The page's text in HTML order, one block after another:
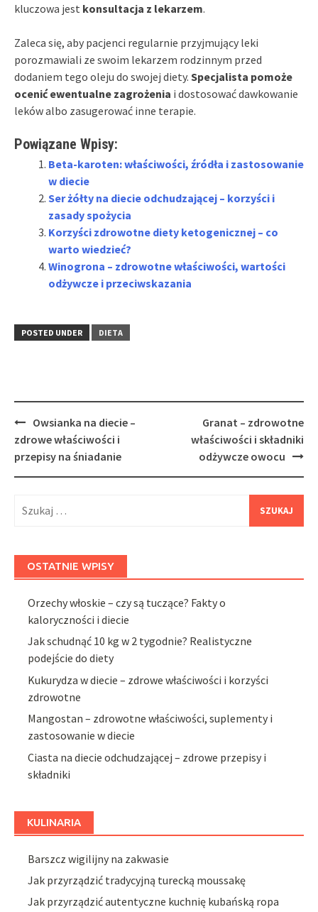
kluczowa jest konsultacja z lekarzem.
Zaleca się, aby pacjenci regularnie przyjmujący leki
porozmawiali ze swoim lekarzem rodzinnym przed
dodaniem tego oleju do swojej diety. Specjalista pomoże
ocenić ewentualne zagrożenia i dostosować dawkowanie
leków albo zasugerować inne terapie.
Powiązane Wpisy:
Beta-karoten: właściwości, źródła i zastosowanie
w diecie
Ser żółty na diecie odchudzającej – korzyści i
zasady spożycia
Korzyści zdrowotne diety ketogenicznej – co
warto wiedzieć?
Winogrona – zdrowotne właściwości, wartości
odżywcze i przeciwskazania
POSTED UNDER DIETA
Post
navigation
Owsianka na diecie –
zdrowe właściwości i
przepisy na śniadanie
Granat – zdrowotne
właściwości i składniki
odżywcze owocu
OSTATNIE WPISY
Orzechy włoskie – czy są tuczące? Fakty o
kaloryczności i diecie
Jak schudnąć 10 kg w 2 tygodnie? Realistyczne
podejście do diety
Kukurydza w diecie – zdrowe właściwości i korzyści
zdrowotne
Mangostan – zdrowotne właściwości, suplementy i
zastosowanie w diecie
Ciasta na diecie odchudzającej – zdrowe przepisy i
składniki
KULINARIA
Barszcz wigilijny na zakwasie
Jak przyrządzić tradycyjną turecką moussakę
Jak przyrządzić autentyczne kuchnię kubańską ropa